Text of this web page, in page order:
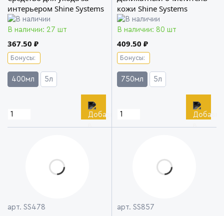
интерьером Shine Systems
В наличии: 27 шт
367.50 ₽
Бонусы:
400мл 5л
кожи Shine Systems
В наличии: 80 шт
409.50 ₽
Бонусы:
750мл 5л
арт. SS478 арт. SS857